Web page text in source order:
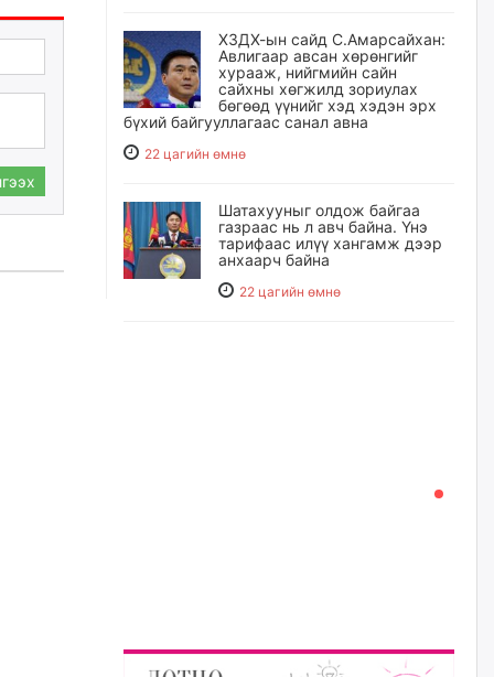
ХЗДХ-ын сайд С.Амарсайхан:
Авлигаар авсан хөрөнгийг
хурааж, нийгмийн сайн
сайхны хөгжилд зориулах
бөгөөд үүнийг хэд хэдэн эрх
бүхий байгууллагаас санал авна
22 цагийн өмнө
Шатахууныг олдож байгаа
газраас нь л авч байна. Үнэ
тарифаас илүү хангамж дээр
анхаарч байна
22 цагийн өмнө
23 цагийн өмнө